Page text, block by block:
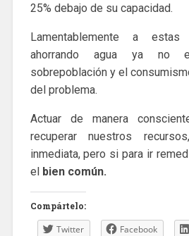
25% debajo de su capacidad.
Lamentablemente a estas
ahorrando agua ya no
sobrepoblación y el
del problema.
Actuar de manera
recuperar nuestros
inmediata, pero si para ir
elbien común.
Compártelo:
Twitter Facebook